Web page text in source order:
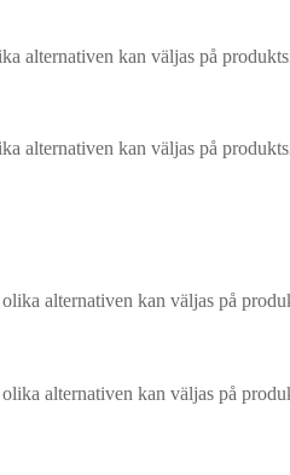
alternativen kan väljas på
alternativen kan väljas på
alternativen kan väljas på
alternativen kan väljas på